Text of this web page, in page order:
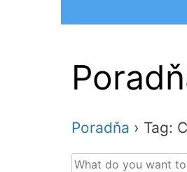
Poradňa › Tag: